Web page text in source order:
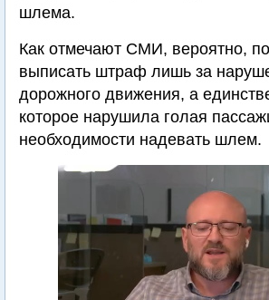
шлема.
Как отмечают СМИ, вероятно,
выписать штраф лишь за
дорожного движения, а
которое нарушила голая
необходимости надевать шлем.